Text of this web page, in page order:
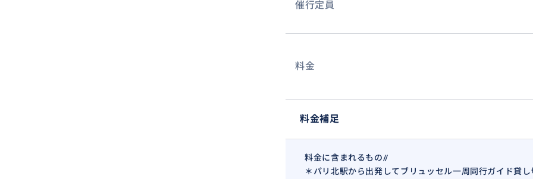
催行定員
料金
料金補足
料金に含まれるもの//
＊パリ北駅から出発してブリュッセル一周同行ガイド貸し